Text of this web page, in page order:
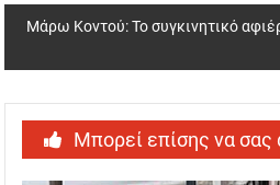
Μάρω Κοντού: Το συγκινητικό
Μπορεί επίσης να σας